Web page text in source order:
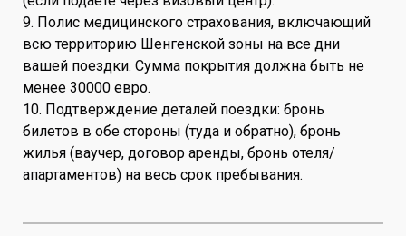
9. Полис медицинского страхования, включающий
всю территорию Шенгенской зоны на все дни
вашей поездки. Сумма покрытия должна быть не
менее 30000 евро.
10. Подтверждение деталей поездки: бронь
билетов в обе стороны (туда и обратно), бронь
жилья (ваучер, договор аренды, бронь отеля/
апартаментов) на весь срок пребывания.